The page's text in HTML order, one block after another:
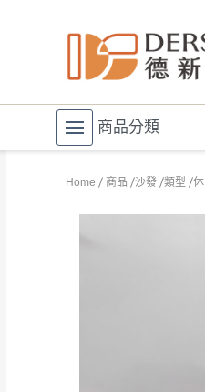
商品分類
Home 商品 沙發 類型